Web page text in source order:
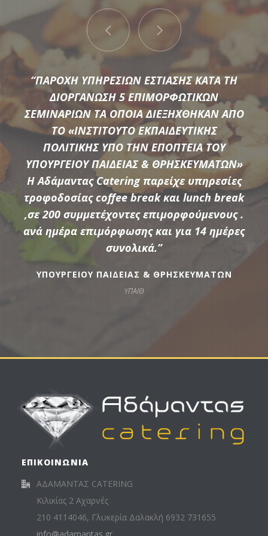
Μια μεγάλη ποικιλία από τις πιο σύγχρονες προτάσεις της
αγοράς συνθέτουν τον εξοπλισμό που διαθέτει η
Αδάμαντας Catering για να υποστηρίξουμε τις ξεχωριστές
ανάγκες κάθε εκδήλωσης.
ΠΕΡΙΣΣΟΤΕΡΑ
“ΠΑΡΟΧΗ ΥΠΗΡΕΣΙΩΝ ΕΣΤΙΑΣΗΣ ΚΑΤΑ ΤΗ
ΔΙΟΡΓΑΝΩΣΗ 5 ΕΠΙΜΟΡΦΩΤΙΚΩΝ
ΣΕΜΙΝΑΡΙΩΝ ΤΑ ΟΠΟΙΑ ΔΙΕΞΗΧΘΗΚΑΝ ΑΠΟ
ΤΟ «ΙΝΣΤΙΤΟΥΤΟ ΕΚΠΑΙΔΕΥΤΙΚΗΣ
ΠΟΛΙΤΙΚΗΣ ΥΠΟ ΤΗΝ ΕΠΟΠΤΕΙΑ ΤΟΥ
ΥΠΟΥΡΓΕΙΟΥ ΠΑΙΔΕΙΑΣ & ΘΡΗΣΚΕΥΜΑΤΩΝ»
Η Αδάμαντας Catering παρείχε υπηρεσίες
τροφοδοσίας coffee break και lunch break
,σε 200 συμμετέχοντες επιμορφούμενους .
ανά ημέρα επιμόρφωσης και για 14 ημέρες
συνολικά.”
ΥΠΟΥΡΓΕΙΟΥ ΠΑΙΔΕΙΑΣ & ΘΡΗΣΚΕΥΜΑΤΩΝ
ΥΠΑΙΘ
ΕΠΙΚΟΙΝΩΝΙΑ
ΑΔΑΜΑΝΤΑΣ CATERING
Κιλικίας 2 Αχαρνές
210 4114046, Γλυκερία Δαλακλή 6932 731655